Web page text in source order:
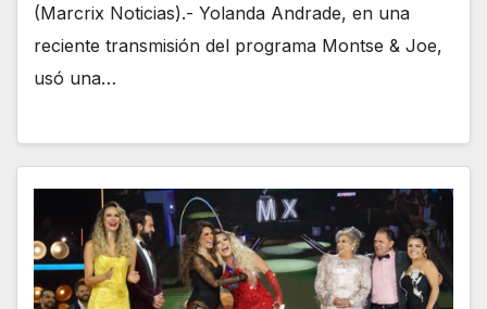
(Marcrix Noticias).- Yolanda Andrade, en una
reciente transmisión del programa Montse & Joe,
usó una…